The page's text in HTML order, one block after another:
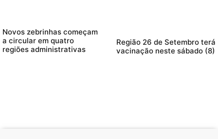
Novos zebrinhas começam
a circular em quatro
regiões administrativas
Região 26 de Setembro terá
vacinação neste sábado (8)